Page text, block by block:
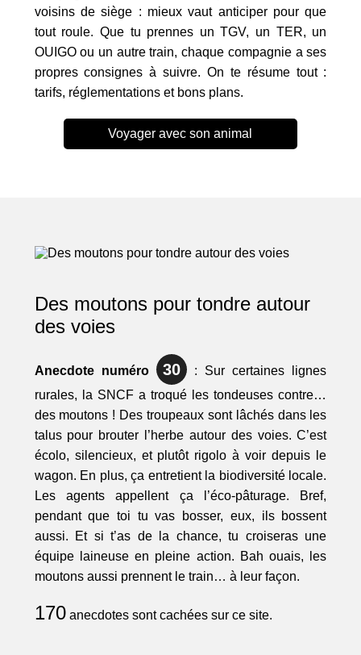
voisins de siège : mieux vaut anticiper pour que
tout roule. Que tu prennes un TGV, un TER, un
OUIGO ou un autre train, chaque compagnie a ses
propres consignes à suivre. On te résume tout :
tarifs, réglementations et bons plans.
Voyager avec son animal
Des moutons pour tondre autour
des voies
Anecdote numéro 30 : Sur certaines lignes
rurales, la SNCF a troqué les tondeuses contre…
des moutons ! Des troupeaux sont lâchés dans les
talus pour brouter l’herbe autour des voies. C’est
écolo, silencieux, et plutôt rigolo à voir depuis le
wagon. En plus, ça entretient la biodiversité locale.
Les agents appellent ça l’éco-pâturage. Bref,
pendant que toi tu vas bosser, eux, ils bossent
aussi. Et si t’as de la chance, tu croiseras une
équipe laineuse en pleine action. Bah ouais, les
moutons aussi prennent le train… à leur façon.
170anecdotes sont cachées sur ce site.